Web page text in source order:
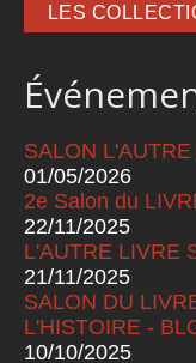
LES
SALON
01/05/2026
2e Salon du
22/11/2025
L'AUTRE LIVRE
21/11/2025
SALON DU
L'HISTOIRE -
10/10/2025